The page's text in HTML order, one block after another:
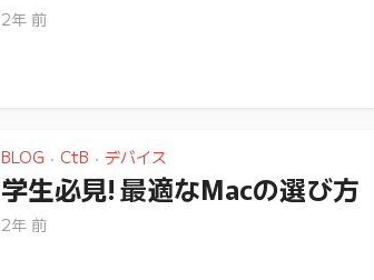
2年 前
BLOG • CtB • デバイス
学生必見! 最適なMacの選び方
2年 前